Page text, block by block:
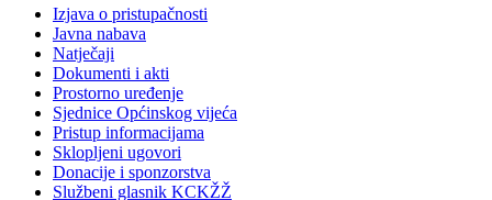
Izjava o pristupačnosti
Javna nabava
Natječaji
Dokumenti i akti
Prostorno uređenje
Sjednice Općinskog vijeća
Pristup informacijama
Sklopljeni ugovori
Donacije i sponzorstva
Službeni glasnik KCKŽŽ